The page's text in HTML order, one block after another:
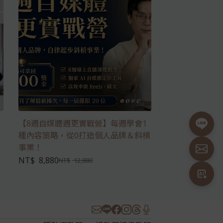
【8週自媒體週更實戰營】每週學會1
種內容策略，從0打造個人品牌＆斜槓
事業！
NT$ 12,880
NT$ 8,880